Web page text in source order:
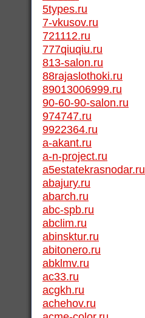
5types.ru
7-vkusov.ru
721112.ru
777qiuqiu.ru
813-salon.ru
88rajaslothoki.ru
89013006999.ru
90-60-90-salon.ru
974747.ru
9922364.ru
a-akant.ru
a-n-project.ru
a5estatekrasnodar.ru
abajury.ru
abarch.ru
abc-spb.ru
abclim.ru
abinsktur.ru
abitonero.ru
abklmv.ru
ac33.ru
acgkh.ru
achehov.ru